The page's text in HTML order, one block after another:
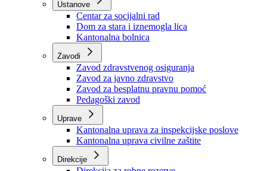
Služba za zajedničke poslove
Služba za zapošljavanje
Ustanove
Centar za socijalni rad
Dom za stara i iznemogla lica
Kantonalna bolnica
Zavodi
Zavod zdravstvenog osiguranja
Zavod za javno zdravstvo
Zavod za besplatnu pravnu pomoć
Pedagoški zavod
Kantonalna uprava za inspekcijske poslove